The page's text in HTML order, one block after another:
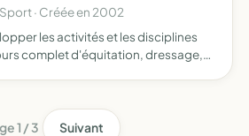
· Créée en 2002
les activités et les disciplines
complet d'équitation, dressage,
1 / 3 Suivant